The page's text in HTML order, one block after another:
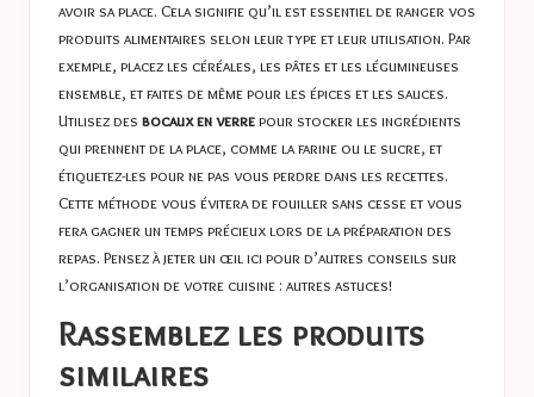
avoir sa place. Cela signifie qu’il est essentiel de ranger vos
produits alimentaires selon leur type et leur utilisation. Par
exemple, placez les céréales, les pâtes et les légumineuses
ensemble, et faites de même pour les épices et les sauces.
Utilisez des bocaux en verrepour stocker les ingrédients
qui prennent de la place, comme la farine ou le sucre, et
étiquetez-les pour ne pas vous perdre dans les recettes.
Cette méthode vous évitera de fouiller sans cesse et vous
fera gagner un temps précieux lors de la préparation des
repas. Pensez à jeter un œil ici pour d’autres conseils sur
l’organisation de votre cuisine : autres astuces!
Rassemblez les produits
similaires